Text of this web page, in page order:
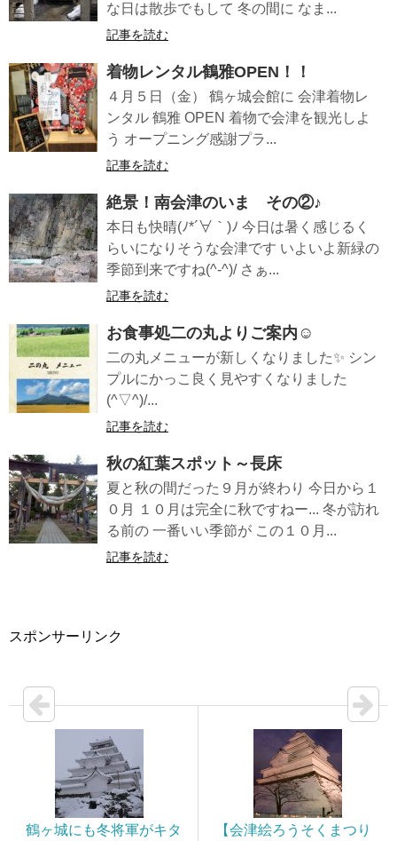
な日は散歩でもして 冬の間に なま...
記事を読む
着物レンタル鶴雅OPEN！！
４月５日（金） 鶴ヶ城会館に 会津着物レ
ンタル 鶴雅 OPEN 着物で会津を観光しよ
う オープニング感謝プラ...
記事を読む
絶景！南会津のいま その②♪
本日も快晴(ﾉ*´∀｀)ﾉ 今日は暑く感じるく
らいになりそうな会津です いよいよ新緑の
季節到来ですね(^-^)/ さぁ...
記事を読む
お食事処二の丸よりご案内☺
二の丸メニューが新しくなりました✨ シン
プルにかっこ良く見やすくなりました
(^▽^)/...
記事を読む
秋の紅葉スポット～長床
夏と秋の間だった９月が終わり 今日から１
０月 １０月は完全に秋ですねー... 冬が訪れ
る前の 一番いい季節が この１０月...
記事を読む
スポンサーリンク
鶴ヶ城にも冬将軍がキタ 【会津絵ろうそくまつり